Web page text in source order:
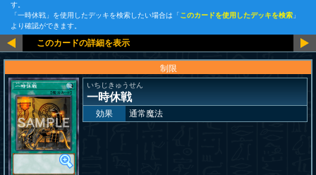
す。
「一時休戦」を使用したデッキを検索したい場合は「このカードを使用したデッキを検索 」
より確認ができます。
制限
いちじきゅうせん
一時休戦
効果 通常魔法